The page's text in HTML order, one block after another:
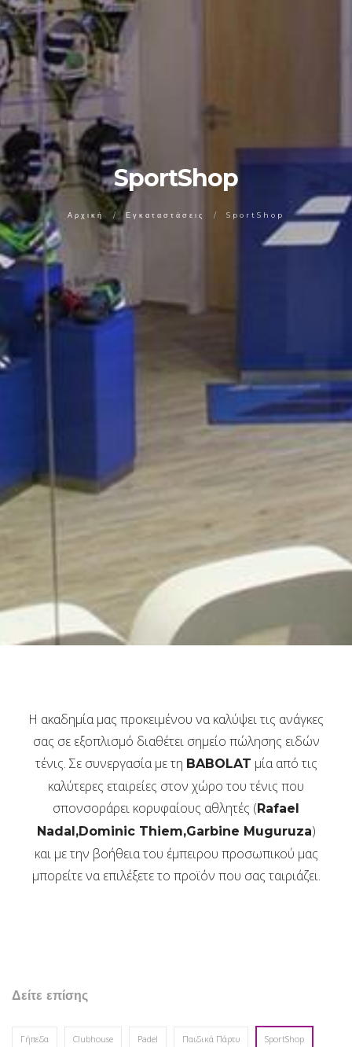
SportShop
Αρχική Εγκαταστάσεις SportShop
Η ακαδημία μας προκειμένου να καλύψει τις ανάγκες
σας σε εξοπλισμό διαθέτει σημείο πώλησης ειδών
τένις. Σε συνεργασία με τη BABOLAT μία από τις
καλύτερες εταιρείες στον χώρο του τένις που
σπονσοράρει κορυφαίους αθλητές (Rafael
Nadal,Dominic Thiem,Garbine Muguruza)
και με την βοήθεια του έμπειρου προσωπικού μας
μπορείτε να επιλέξετε το προϊόν που σας ταιριάζει.
Δείτε επίσης
Γήπεδα Clubhouse Padel Παιδικά Πάρτυ SportShop